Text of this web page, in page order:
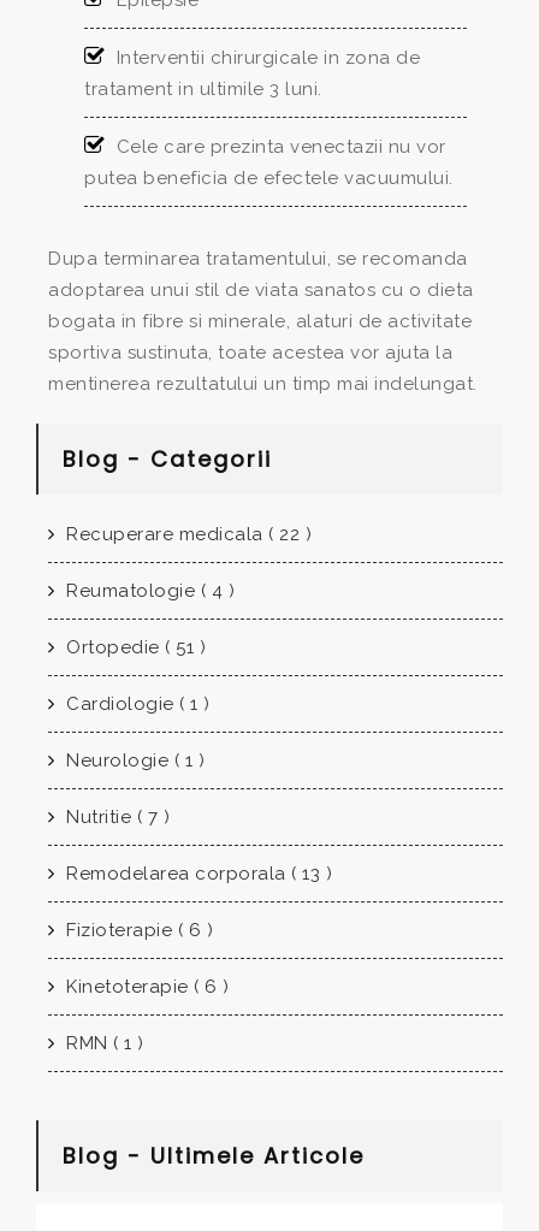
Interventii chirurgicale in zona de
tratament in ultimile 3 luni.
Cele care prezinta venectazii nu vor
putea beneficia de efectele vacuumului.
Dupa terminarea tratamentului, se recomanda
adoptarea unui stil de viata sanatos cu o dieta
bogata in fibre si minerale, alaturi de activitate
sportiva sustinuta, toate acestea vor ajuta la
mentinerea rezultatului un timp mai indelungat.
Blog - Categorii
Recuperare medicala ( 22 )
Reumatologie ( 4 )
Ortopedie ( 51 )
Cardiologie ( 1 )
Neurologie ( 1 )
Nutritie ( 7 )
Remodelarea corporala ( 13 )
Fizioterapie ( 6 )
Kinetoterapie ( 6 )
RMN ( 1 )
Blog - Ultimele Articole